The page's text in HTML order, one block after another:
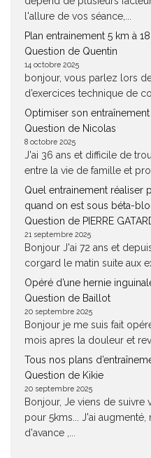
l'allure de vos séance,...
Plan entrainement 5 km à
Question de Quentin
14 octobre 2025
bonjour, vous parlez lors
d’exercices technique de
Optimiser son
Question de Nicolas
8 octobre 2025
J'ai 36 ans et difficile de
entre la vie de famille et
Quel entrainement réaliser
quand on est sous béta-
Question de PIERRE
21 septembre 2025
Bonjour J'ai 72 ans et
corgard le matin suite aux
Opéré d’une hernie
Question de Baillot
20 septembre 2025
Bonjour je me suis fait
mois apres la douleur et
Tous nos plans
Question de Kikie
20 septembre 2025
Bonjour, Je viens de suivre
pour 5kms... J'ai augmenté,
d'avance ,...